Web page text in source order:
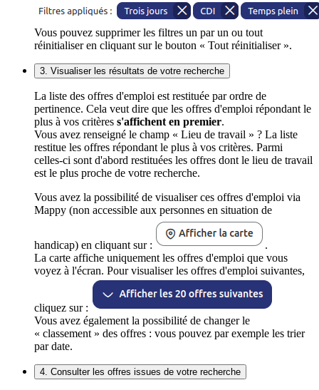
Vous pouvez supprimer les filtres un par un ou tout
réinitialiser en cliquant sur le bouton « Tout réinitialiser ».
3. Visualiser les résultats de votre recherche
La liste des offres d'emploi est restituée par ordre de
pertinence. Cela veut dire que les offres d'emploi répondant le
plus à vos critères s'affichent en premier.
Vous avez renseigné le champ « Lieu de travail » ? La liste
restitue les offres répondant le plus à vos critères. Parmi
celles-ci sont d'abord restituées les offres dont le lieu de travail
est le plus proche de votre recherche.
Vous avez la possibilité de visualiser ces offres d'emploi via
Mappy (non accessible aux personnes en situation de
handicap) en cliquant sur :
.
La carte affiche uniquement les offres d'emploi que vous
voyez à l'écran. Pour visualiser les offres d'emploi suivantes,
cliquez sur :
Vous avez également la possibilité de changer le
« classement » des offres : vous pouvez par exemple les trier
par date.
4. Consulter les offres issues de votre recherche